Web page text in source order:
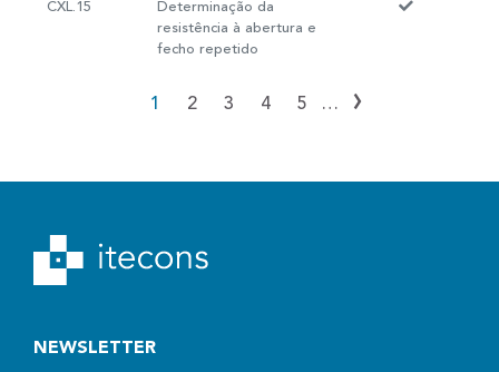
CXL.15
Determinação da
resistência à abertura e
fecho repetido
1 2 3 4 5 … ›
NEWSLETTER